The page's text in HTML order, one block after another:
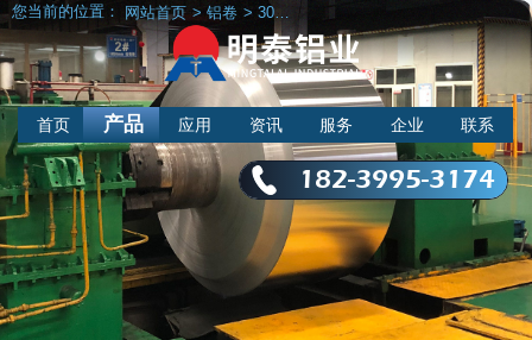
首页 产品 应用 资讯 服务 企业 联系
182-3995-3174
您当前的位置： 网站首页 > 铝卷 > 3003铝卷